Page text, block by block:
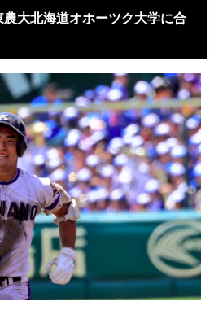
大北海道オホーツク大学に合